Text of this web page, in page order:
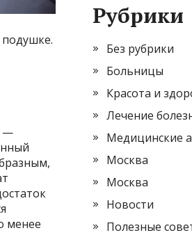
подушке.
—
менее
Рубрики
Без рубрики
Больницы
Красота и
Лечение
Медицинские
Москва
Москва
Новости
Полезные